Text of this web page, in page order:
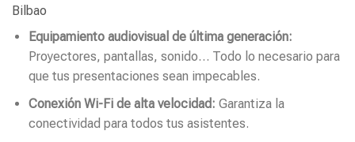
Bilbao
Equipamiento audiovisual de última generación:
Proyectores, pantallas, sonido… Todo lo necesario para
que tus presentaciones sean impecables.
Conexión Wi-Fi de alta velocidad: Garantiza la
conectividad para todos tus asistentes.